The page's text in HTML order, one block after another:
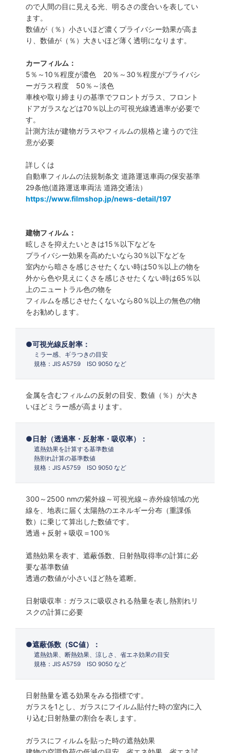
ので人間の目に見える光、明るさの度合いを表してい
ます。
数値が（％）小さいほど濃くプライバシー効果が高ま
り、数値が（％）大きいほど薄く透明になります。
カーフィルム：
5％～10％程度が濃色 20％～30％程度がプライバシ
ーガラス程度 50％～淡色
車検や取り締まりの基準でフロントガラス、フロント
ドアガラスなどは70％以上の可視光線透過率が必要で
す。
計測方法が建物ガラスやフィルムの規格と違うので注
意が必要
詳しくは
自動車フィルムの法規制条文 道路運送車両の保安基準
29条他(道路運送車両法 道路交通法）
https://www.filmshop.jp/news-detail/197
建物フィルム：
眩しさを抑えたいときは15％以下などを
プライバシー効果を高めたいなら30％以下などを
室内から暗さを感じさせたくない時は50％以上の物を
外から色や見えにくさを感じさせたくない時は65％以
上のニュートラル色の物を
フィルムを感じさせたくないなら80％以上の無色の物
をお勧めします。
可視光線反射率：
ミラー感、ギラつきの目安
規格：JIS A5759 ISO 9050 など
金属を含むフィルムの反射の目安、数値（％）が大き
いほどミラー感が高まります。
日射（透過率・反射率・吸収率）：
遮熱効果を計算する基準数値
熱割れ計算の基準数値
規格：JIS A5759 ISO 9050 など
300～2500 nmの紫外線～可視光線～赤外線領域の光
線を、地表に届く太陽熱のエネルギー分布（重課係
数）に乗じて算出した数値です。
透過＋反射＋吸収＝100％
遮熱効果を表す、遮蔽係数、日射熱取得率の計算に必
要な基準数値
透過の数値が小さいほど熱を遮断。
日射吸収率：ガラスに吸収される熱量を表し熱割れリ
スクの計算に必要
遮蔽係数（SC値）：
遮熱効果、断熱効果、涼しさ、省エネ効果の目安
規格：JIS A5759 ISO 9050 など
日射熱量を遮る効果をみる指標です。
ガラスを1とし、ガラスにフイルム貼付た時の室内に入
り込む日射熱量の割合を表します。
ガラスにフィルムを貼った時の遮熱効果